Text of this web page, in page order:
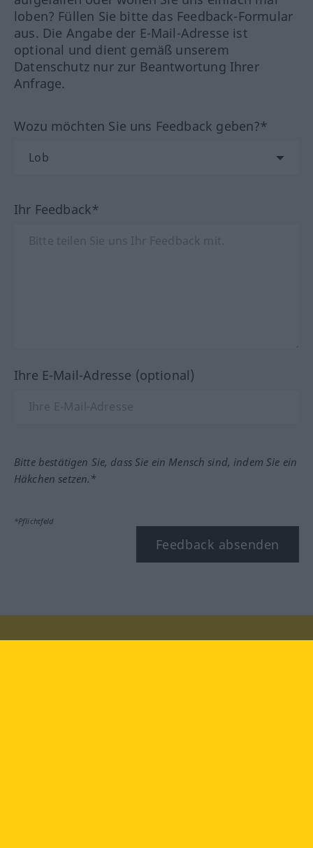
loben? Füllen Sie bitte das Feedback-Formular
aus. Die Angabe der E-Mail-Adresse ist
optional und dient gemäß unserem
Datenschutz nur zur Beantwortung Ihrer
Anfrage.
Wozu möchten Sie uns Feedback geben?*
Ihr Feedback*
Ihre E-Mail-Adresse (optional)
Bitte bestätigen Sie, dass Sie ein Mensch sind, indem Sie ein
Häkchen setzen.*
*Pflichtfeld
Feedback absenden